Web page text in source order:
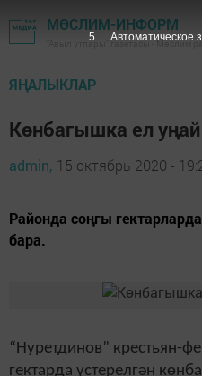
МӨСЛИМ-ИНФОРМ
"Авыл утлары" газетасы - Мөслим
ЯҢАЛЫКЛАР
Көнбагышка ел
admin, 15 октябрь 2020 -
Районда соңгы
бара.
“Нуретдинов” крестьян-
гектарда үстерелгән
4 Автоматическое